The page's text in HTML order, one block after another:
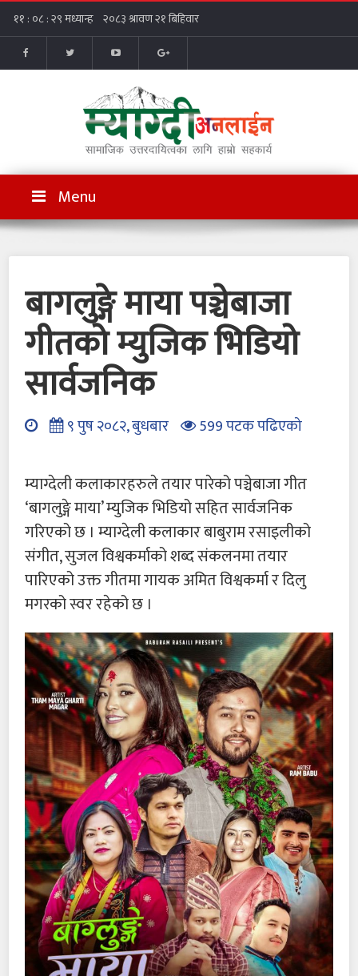
Menu
बागलुङ्गे माया पञ्चेबाजा
गीतको म्युजिक भिडियो
सार्वजनिक
९ पुष २०८२, बुधबार 599 पटक पढिएको
म्याग्देली कलाकारहरुले तयार पारेको पञ्चेबाजा गीत
‘बागलुङ्गे माया’ म्युजिक भिडियो सहित सार्वजनिक
गरिएको छ । म्याग्देली कलाकार बाबुराम रसाइलीको
संगीत, सुजल विश्वकर्माको शब्द संकलनमा तयार
पारिएको उक्त गीतमा गायक अमित विश्वकर्मा र दिलु
मगरको स्वर रहेको छ ।